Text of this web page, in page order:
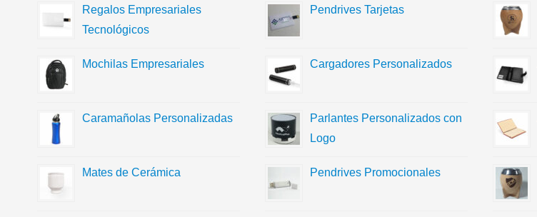
Regalos Empresariales
Tecnológicos
Mochilas Empresariales
Caramañolas Personalizadas
Mates de Cerámica
Pendrives Tarjetas
Cargadores Personalizados
Parlantes Personalizados con
Logo
Pendrives Promocionales